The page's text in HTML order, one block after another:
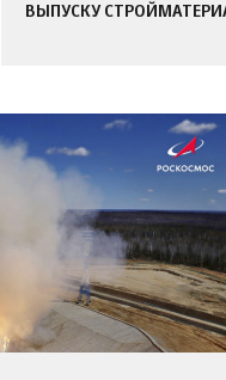
ВЫПУСКУ